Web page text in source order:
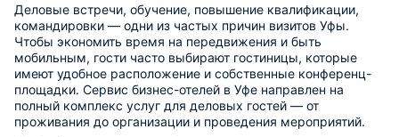
Деловые встречи, обучение, повышение квалификации,
командировки — одни из частых причин визитов Уфы.
Чтобы экономить время на передвижения и быть
мобильным, гости часто выбирают гостиницы, которые
имеют удобное расположение и собственные конференц-
площадки. Сервис бизнес-отелей в Уфе направлен на
полный комплекс услуг для деловых гостей — от
проживания до организации и проведения мероприятий.